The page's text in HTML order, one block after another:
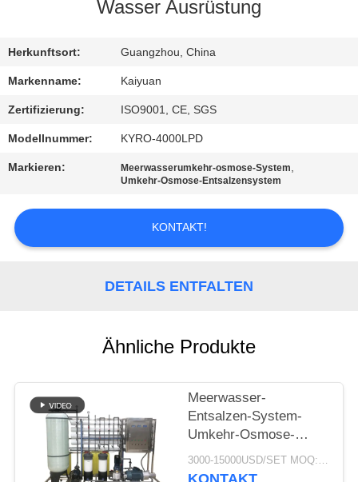
SIE
MIT
UNS
IN
VERBINDUNG
FORDERN
SIE
COMPANY
SITEMAP
PRIVACY
Wasser Ausrüstung
Herkunftsort: Guangzhou, China
Markenname: Kaiyuan
Zertifizierung: ISO9001, CE, SGS
Modellnummer: KYRO-4000LPD
Markieren: Meerwasserumkehr-osmose-System,
Umkehr-Osmose-Entsalzensystem
KONTAKT!
DETAILS ENTFALTEN
Ähnliche Produkte
Meerwasser-
Entsalzen-System-
Umkehr-Osmose-
Trinkwasser-Filter-
Behandlung RO-Anlage
3000-15000USD/SET MOQ:1set
KONTAKT